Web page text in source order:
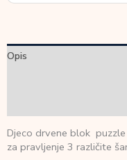
Opis
Djeco drvene blok
za pravljenje 3 različite